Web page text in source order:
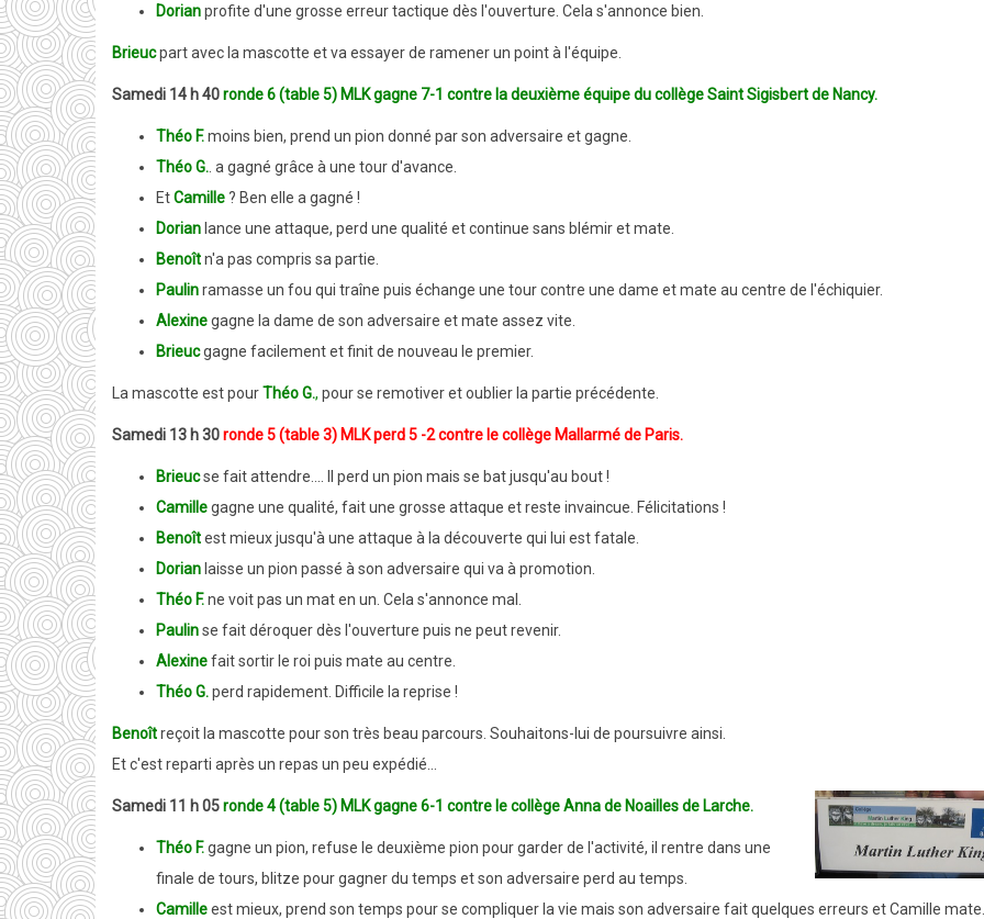
Dorianprofite d'une grosse erreur tactique dès l'ouverture. Cela s'annonce bien.
Brieucpart avec la mascotte et va essayer de ramener un point à l'équipe.
Samedi 14 h 40ronde 6 (table 5) MLK gagne 7-1 contre la deuxième équipe du collège Saint Sigisbert de Nancy.
Théo F.moins bien, prend un pion donné par son adversaire et gagne.
Théo G. . a gagné grâce à une tour d'avance.
EtCamille ? Ben elle a gagné !
Dorian lance une attaque, perd une qualité et continue sans blémir et mate.
Benoîtn'a pas compris sa partie.
Paulinramasse un fou qui traîne puis échange une tour contre une dame et mate au centre de l'échiquier.
Alexinegagne la dame de son adversaire et mate assez vite.
Brieucgagne facilement et finit de nouveau le premier.
La mascotte est pourThéo G., pour se remotiver et oublier la partie précédente.
Samedi 13 h 30ronde 5 (table 3) MLK perd 5 -2 contre le collège Mallarmé de Paris.
Brieucse fait attendre.... Il perd un pion mais se bat jusqu'au bout !
Camillegagne une qualité, fait une grosse attaque et reste invaincue. Félicitations !
Benoîtest mieux jusqu'à une attaque à la découverte qui lui est fatale.
Dorian laisse un pion passé à son adversaire qui va à promotion.
Théo F.ne voit pas un mat en un. Cela s'annonce mal.
Paulinse fait déroquer dès l'ouverture puis ne peut revenir.
Alexinefait sortir le roi puis mate au centre.
Théo G.perd rapidement. Difficile la reprise !
Benoîtreçoit la mascotte pour son très beau parcours. Souhaitons-lui de poursuivre ainsi.
Et c'est reparti après un repas un peu expédié...
Samedi 11 h 05ronde 4 (table 5) MLK gagne 6-1 contre le collège Anna de Noailles de Larche.
Théo F.gagne un pion, refuse le deuxième pion pour garder de l'activité, il rentre dans une
finale de tours, blitze pour gagner du temps et son adversaire perd au temps.
Camilleest mieux, prend son temps pour se compliquer la vie mais son adversaire fait quelques erreurs et Camille mate.